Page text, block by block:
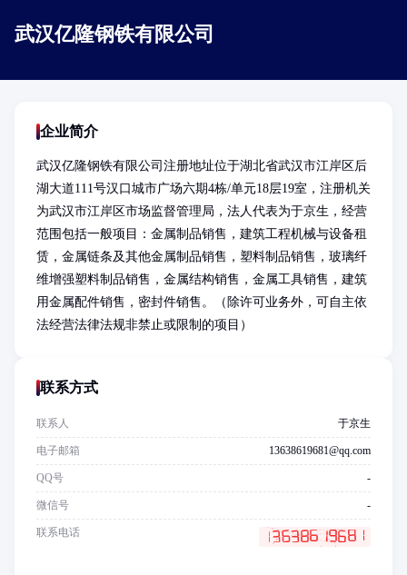
武汉亿隆钢铁有限公司
企业简介
武汉亿隆钢铁有限公司注册地址位于湖北省武汉市江岸区后
湖大道111号汉口城市广场六期4栋/单元18层19室，注册机关
为武汉市江岸区市场监督管理局，法人代表为于京生，经营
范围包括一般项目：金属制品销售，建筑工程机械与设备租
赁，金属链条及其他金属制品销售，塑料制品销售，玻璃纤
维增强塑料制品销售，金属结构销售，金属工具销售，建筑
用金属配件销售，密封件销售。（除许可业务外，可自主依
法经营法律法规非禁止或限制的项目）
联系方式
联系人 于京生
电子邮箱 13638619681@qq.com
QQ号 -
微信号 -
联系电话